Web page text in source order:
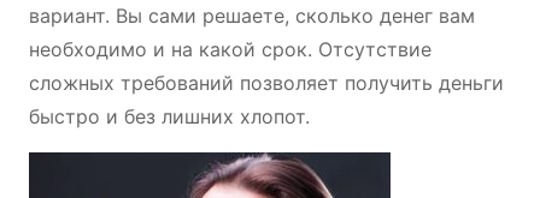
вариант. Вы сами решаете, сколько денег вам
необходимо и на какой срок. Отсутствие
сложных требований позволяет получить деньги
быстро и без лишних хлопот.